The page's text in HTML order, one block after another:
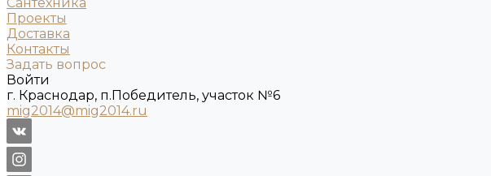
Проекты
Доставка
Контакты
Задать вопрос
Войти
г. Краснодар, п.Победитель, участок №6
mig2014@mig2014.ru